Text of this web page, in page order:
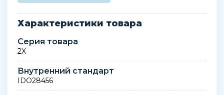
Характеристики товара
Серия товара
2X
Внутренний стандарт
IDO28456